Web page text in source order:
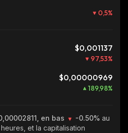
0,5%
$0,001137
97,53%
$0,00000969
189,98%
en bas -0.50% au
et la capitalisation